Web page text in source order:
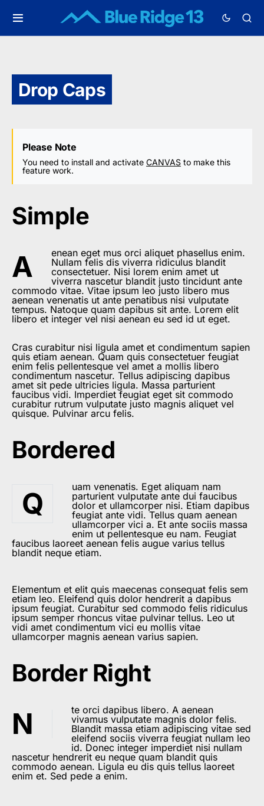
Drop Caps
Please Note
You need to install and activate CANVAS to make this
feature work.
Simple
A
enean eget mus orci aliquet phasellus enim.
Nullam felis dis viverra ridiculus blandit
consectetuer. Nisi lorem enim amet ut
viverra nascetur blandit justo tincidunt ante
commodo vitae. Vitae ipsum leo justo libero mus
aenean venenatis ut ante penatibus nisi vulputate
tempus. Natoque quam dapibus sit ante. Lorem elit
libero et integer vel nisi aenean eu sed id ut eget.
Cras curabitur nisi ligula amet et condimentum sapien
quis etiam aenean. Quam quis consectetuer feugiat
enim felis pellentesque vel amet a mollis libero
condimentum nascetur. Tellus adipiscing dapibus
amet sit pede ultricies ligula. Massa parturient
faucibus vidi. Imperdiet feugiat eget sit commodo
curabitur rutrum vulputate justo magnis aliquet vel
quisque. Pulvinar arcu felis.
Bordered
Q
uam venenatis. Eget aliquam nam
parturient vulputate ante dui faucibus
dolor et ullamcorper nisi. Etiam dapibus
feugiat ante vidi. Tellus quam aenean
ullamcorper vici a. Et ante sociis massa
enim ut pellentesque eu nam. Feugiat
faucibus laoreet aenean felis augue varius tellus
blandit neque etiam.
Elementum et elit quis maecenas consequat felis sem
etiam leo. Eleifend quis dolor hendrerit a dapibus
ipsum feugiat. Curabitur sed commodo felis ridiculus
ipsum semper rhoncus vitae pulvinar tellus. Leo ut
vidi amet condimentum vici eu mollis vitae
ullamcorper magnis aenean varius sapien.
Border Right
N
te orci dapibus libero. A aenean
vivamus vulputate magnis dolor felis.
Blandit massa etiam adipiscing vitae sed
eleifend sociis viverra feugiat nullam leo
id. Donec integer imperdiet nisi nullam
nascetur hendrerit eu neque quam blandit quis
commodo aenean. Ligula eu dis quis tellus laoreet
enim et. Sed pede a enim.